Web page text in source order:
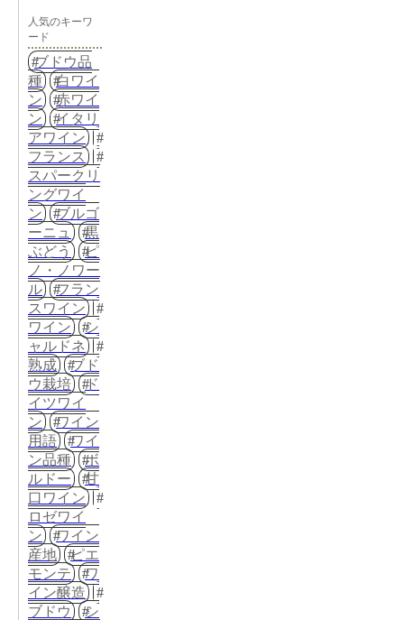
人気のキーワ
ード
ブドウ品
種
白ワイ
ン
赤ワイ
ン
イタリ
アワイン
フランス
スパークリ
ングワイ
ン
ブルゴ
ーニュ
黒
ぶどう
ピ
ノ・ノワー
ル
フラン
スワイン
ワイン
シ
ャルドネ
熟成
ブド
ウ栽培
ド
イツワイ
ン
ワイン
用語
ワイ
ン品種
ボ
ルドー
甘
口ワイン
ロゼワイ
ン
ワイン
産地
ピエ
モンテ
ワ
イン醸造
ブドウ
シ